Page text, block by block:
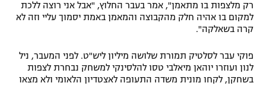
רק מלצפות בו מתאמן", אמר בעבר החלוץ, "אבל אני רוצה ללכת
למקום בו אהיה חלק מהקבוצה והמאמן באמת יסמוך עליי וזה לא
קרה בשאלקה".
פוקי עבר לסלטיק תמורת שלושה מיליון ליש"ט. לפני המעבר, ניל
לנון ועוזרו יוהאן מיאלבי טסו להלסינקי למשחק נבחרת לצפות
בשחקן, לקחו מונית משדה התעופה לאצטדיון הלאומי ולא מצאו